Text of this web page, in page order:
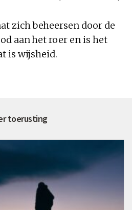
zich beheersen door de
aan het roer en is het
is wijsheid.
toerusting